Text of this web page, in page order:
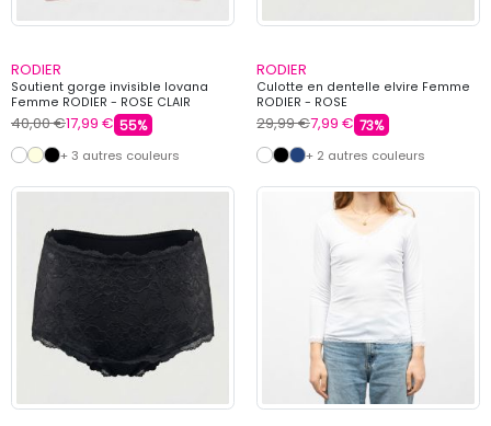
RODIER
Soutient gorge invisible lovana
Femme RODIER - ROSE CLAIR
40,00 €17,99 € 55%
+ 3 autres couleurs
RODIER
Culotte en dentelle elvire Femme
RODIER - ROSE
29,99 €7,99 € 73%
+ 2 autres couleurs